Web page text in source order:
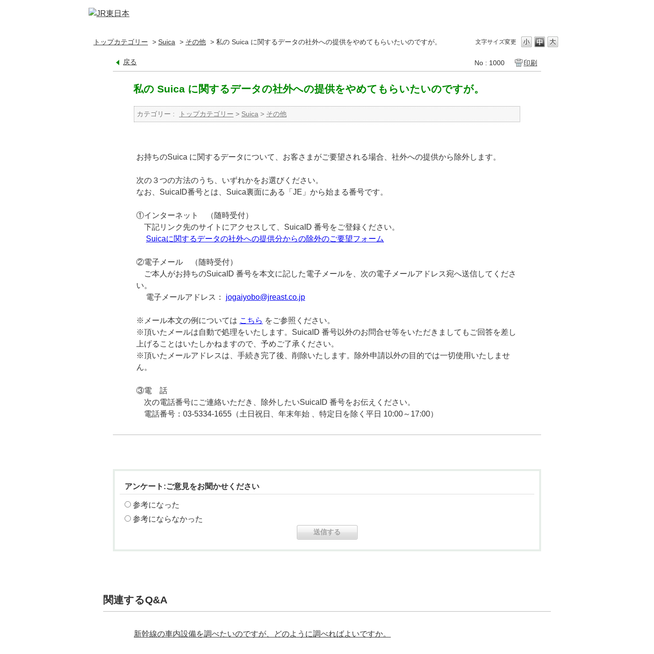
文字サイズ変更
トップカテゴリー > Suica > その他 > 私の Suica に関するデータの社外への提供をやめてもらいたいのですが。
戻る No : 1000 印刷
私の Suica に関するデータの社外への提供をやめてもらいたいのですが。
カテゴリー : トップカテゴリー > Suica > その他
お持ちのSuica に関するデータについて、お客さまがご要望される場合、社外への提供から除外します。
次の３つの方法のうち、いずれかをお選びください。
なお、SuicaID番号とは、Suica裏面にある「JE」から始まる番号です。
①インターネット （随時受付）
下記リンク先のサイトにアクセスして、SuicaID 番号をご登録ください。
Suicaに関するデータの社外への提供分からの除外のご要望フォーム
②電子メール （随時受付）
ご本人がお持ちのSuicaID 番号を本文に記した電子メールを、次の電子メールアドレス宛へ送信してくださ
い。
電子メールアドレス： jogaiyobo@jreast.co.jp
※メール本文の例については こちら をご参照ください。
※頂いたメールは自動で処理をいたします。SuicaID 番号以外のお問合せ等をいただきましてもご回答を差し
上げることはいたしかねますので、予めご了承ください。
※頂いたメールアドレスは、手続き完了後、削除いたします。除外申請以外の目的では一切使用いたしませ
ん。
③電 話
次の電話番号にご連絡いただき、除外したいSuicaID 番号をお伝えください。
電話番号：03-5334-1655（土日祝日、年末年始 、特定日を除く平日 10:00～17:00）
アンケート:ご意見をお聞かせください
参考になった
参考にならなかった
関連するQ&A
新幹線の車内設備を調べたいのですが、どのように調べればよいですか。